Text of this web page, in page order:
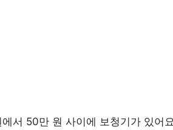
서 50만 원 사이에 보청기가 있어